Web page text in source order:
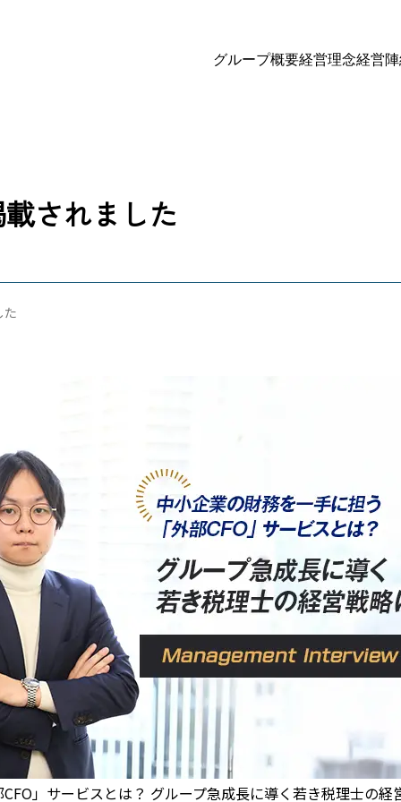
グループ概要経営理念経営
載されました
た
」サービスとは？ グループ急成長に導く若き税理士の